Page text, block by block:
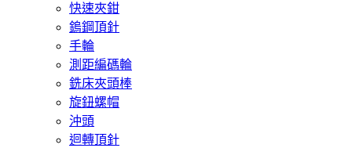
快速夾鉗
鎢鋼頂針
手輪
測距編碼輪
銑床夾頭棒
旋鈕螺帽
沖頭
迴轉頂針